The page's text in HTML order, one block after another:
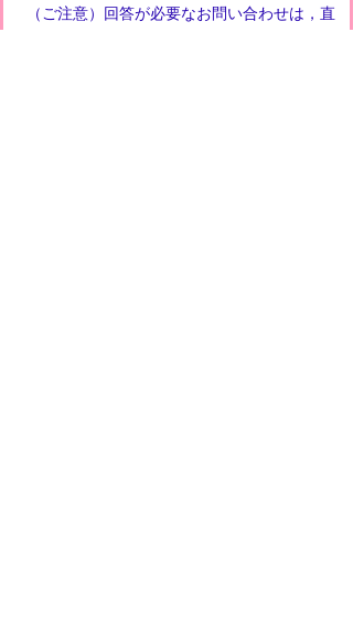
（ご注意）回答が必要なお問い合わせは，直